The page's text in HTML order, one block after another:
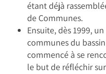
étant déjà
de Communes.
Ensuite, dès 1999,
communes du
commencé à se
le but de réfléchir